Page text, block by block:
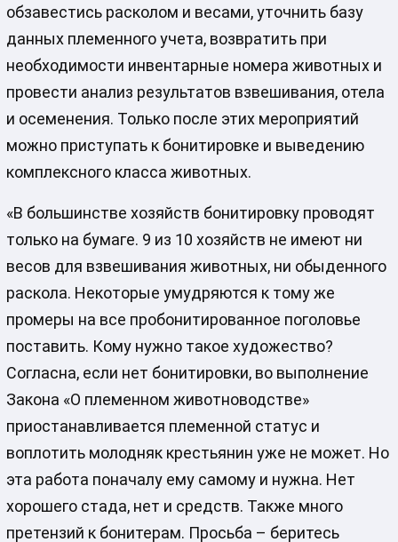
обзавестись расколом и весами, уточнить базу
данных племенного учета, возвратить при
необходимости инвентарные номера животных и
провести анализ результатов взвешивания, отела
и осеменения. Только после этих мероприятий
можно приступать к бонитировке и выведению
комплексного класса животных.
«В большинстве хозяйств бонитировку проводят
только на бумаге. 9 из 10 хозяйств не имеют ни
весов для взвешивания животных, ни обыденного
раскола. Некоторые умудряются к тому же
промеры на все пробонитированное поголовье
поставить. Кому нужно такое художество?
Согласна, если нет бонитировки, во выполнение
Закона «О племенном животноводстве»
приостанавливается племенной статус и
воплотить молодняк крестьянин уже не может. Но
эта работа поначалу ему самому и нужна. Нет
хорошего стада, нет и средств. Также много
претензий к бонитерам. Просьба – беритесь